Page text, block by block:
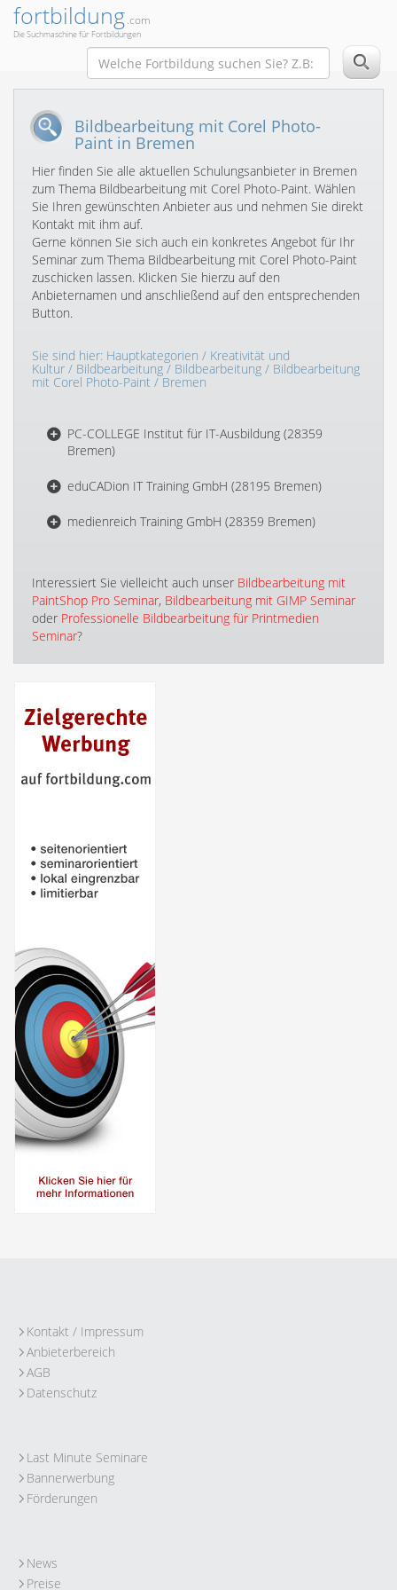
fortbildung.com
Die Suchmaschine für Fortbildungen
Bildbearbeitung mit Corel Photo-
Paint in Bremen
Hier finden Sie alle aktuellen Schulungsanbieter in Bremen
zum Thema Bildbearbeitung mit Corel Photo-Paint. Wählen
Sie Ihren gewünschten Anbieter aus und nehmen Sie direkt
Kontakt mit ihm auf.
Gerne können Sie sich auch ein konkretes Angebot für Ihr
Seminar zum Thema Bildbearbeitung mit Corel Photo-Paint
zuschicken lassen. Klicken Sie hierzu auf den
Anbieternamen und anschließend auf den entsprechenden
Button.
Sie sind hier: Hauptkategorien / Kreativität und
Kultur / Bildbearbeitung/ Bildbearbeitung / Bildbearbeitung
mit Corel Photo-Paint / Bremen
PC-COLLEGE Institut für IT-Ausbildung (28359
Bremen)
eduCADion IT Training GmbH (28195 Bremen)
medienreich Training GmbH (28359 Bremen)
Interessiert Sie vielleicht auch unser Bildbearbeitung mit
PaintShop Pro Seminar, Bildbearbeitung mit GIMP Seminar
oder Professionelle Bildbearbeitung für Printmedien
Seminar?
Kontakt / Impressum
Anbieterbereich
AGB
Datenschutz
Last Minute Seminare
Bannerwerbung
Förderungen
News
Preise